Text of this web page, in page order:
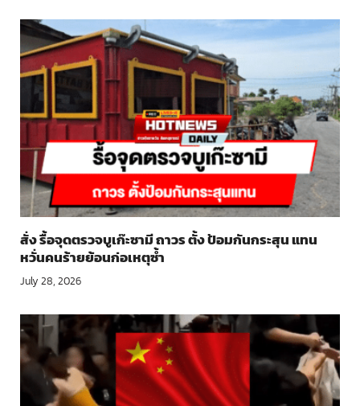
สั่ง รื้อจุดตรวจบูเก๊ะซามี ถาวร ตั้ง ป้อมกันกระสุน แทน
หวั่นคนร้ายย้อนก่อเหตุซ้ำ
July 28, 2026